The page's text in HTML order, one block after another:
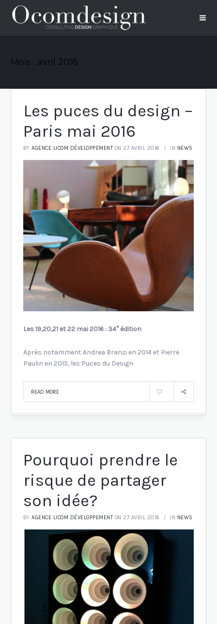
Mois : avril 2016
Les puces du design –
Paris mai 2016
BYAGENCE LICOM DÉVELOPPEMENT ON 27 AVRIL 2016 IN NEWS
Les 19,20,21 et 22 mai 2016 : 34° édition
Après notamment Andrea Branzi en 2014 et Pierre
Paulin en 2015, les Puces du Design
READ MORE
Pourquoi prendre le
risque de partager
son idée?
BYAGENCE LICOM DÉVELOPPEMENT ON 27 AVRIL 2016 IN NEWS